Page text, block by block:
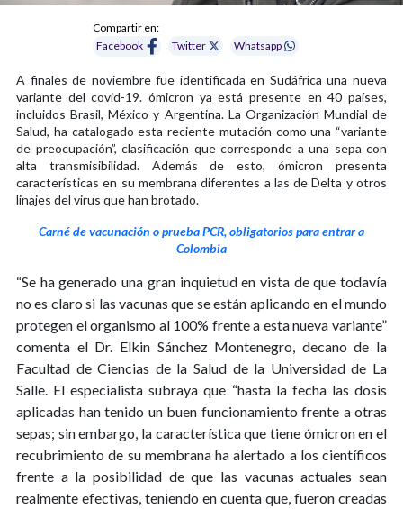
Compartir en:
Facebook
Twitter Whatsapp
A finales de noviembre fue identificada en Sudáfrica una nueva
variante del covid-19. ómicron ya está presente en 40 países,
incluidos Brasil, México y Argentina. La Organización Mundial de
Salud, ha catalogado esta reciente mutación como una “variante
de preocupación”, clasificación que corresponde a una sepa con
alta transmisibilidad. Además de esto, ómicron presenta
características en su membrana diferentes a las de Delta y otros
linajes del virus que han brotado.
Carné de vacunación o prueba PCR, obligatorios para entrar a
Colombia
“Se ha generado una gran inquietud en vista de que todavía
no es claro si las vacunas que se están aplicando en el mundo
protegen el organismo al 100% frente a esta nueva variante”
comenta el Dr. Elkin Sánchez Montenegro, decano de la
Facultad de Ciencias de la Salud de la Universidad de La
Salle. El especialista subraya que “hasta la fecha las dosis
aplicadas han tenido un buen funcionamiento frente a otras
sepas; sin embargo, la característica que tiene ómicron en el
recubrimiento de su membrana ha alertado a los científicos
frente a la posibilidad de que las vacunas actuales sean
realmente efectivas, teniendo en cuenta que, fueron creadas